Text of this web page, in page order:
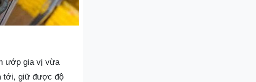
ướp gia vị vừa
tới, giữ được độ